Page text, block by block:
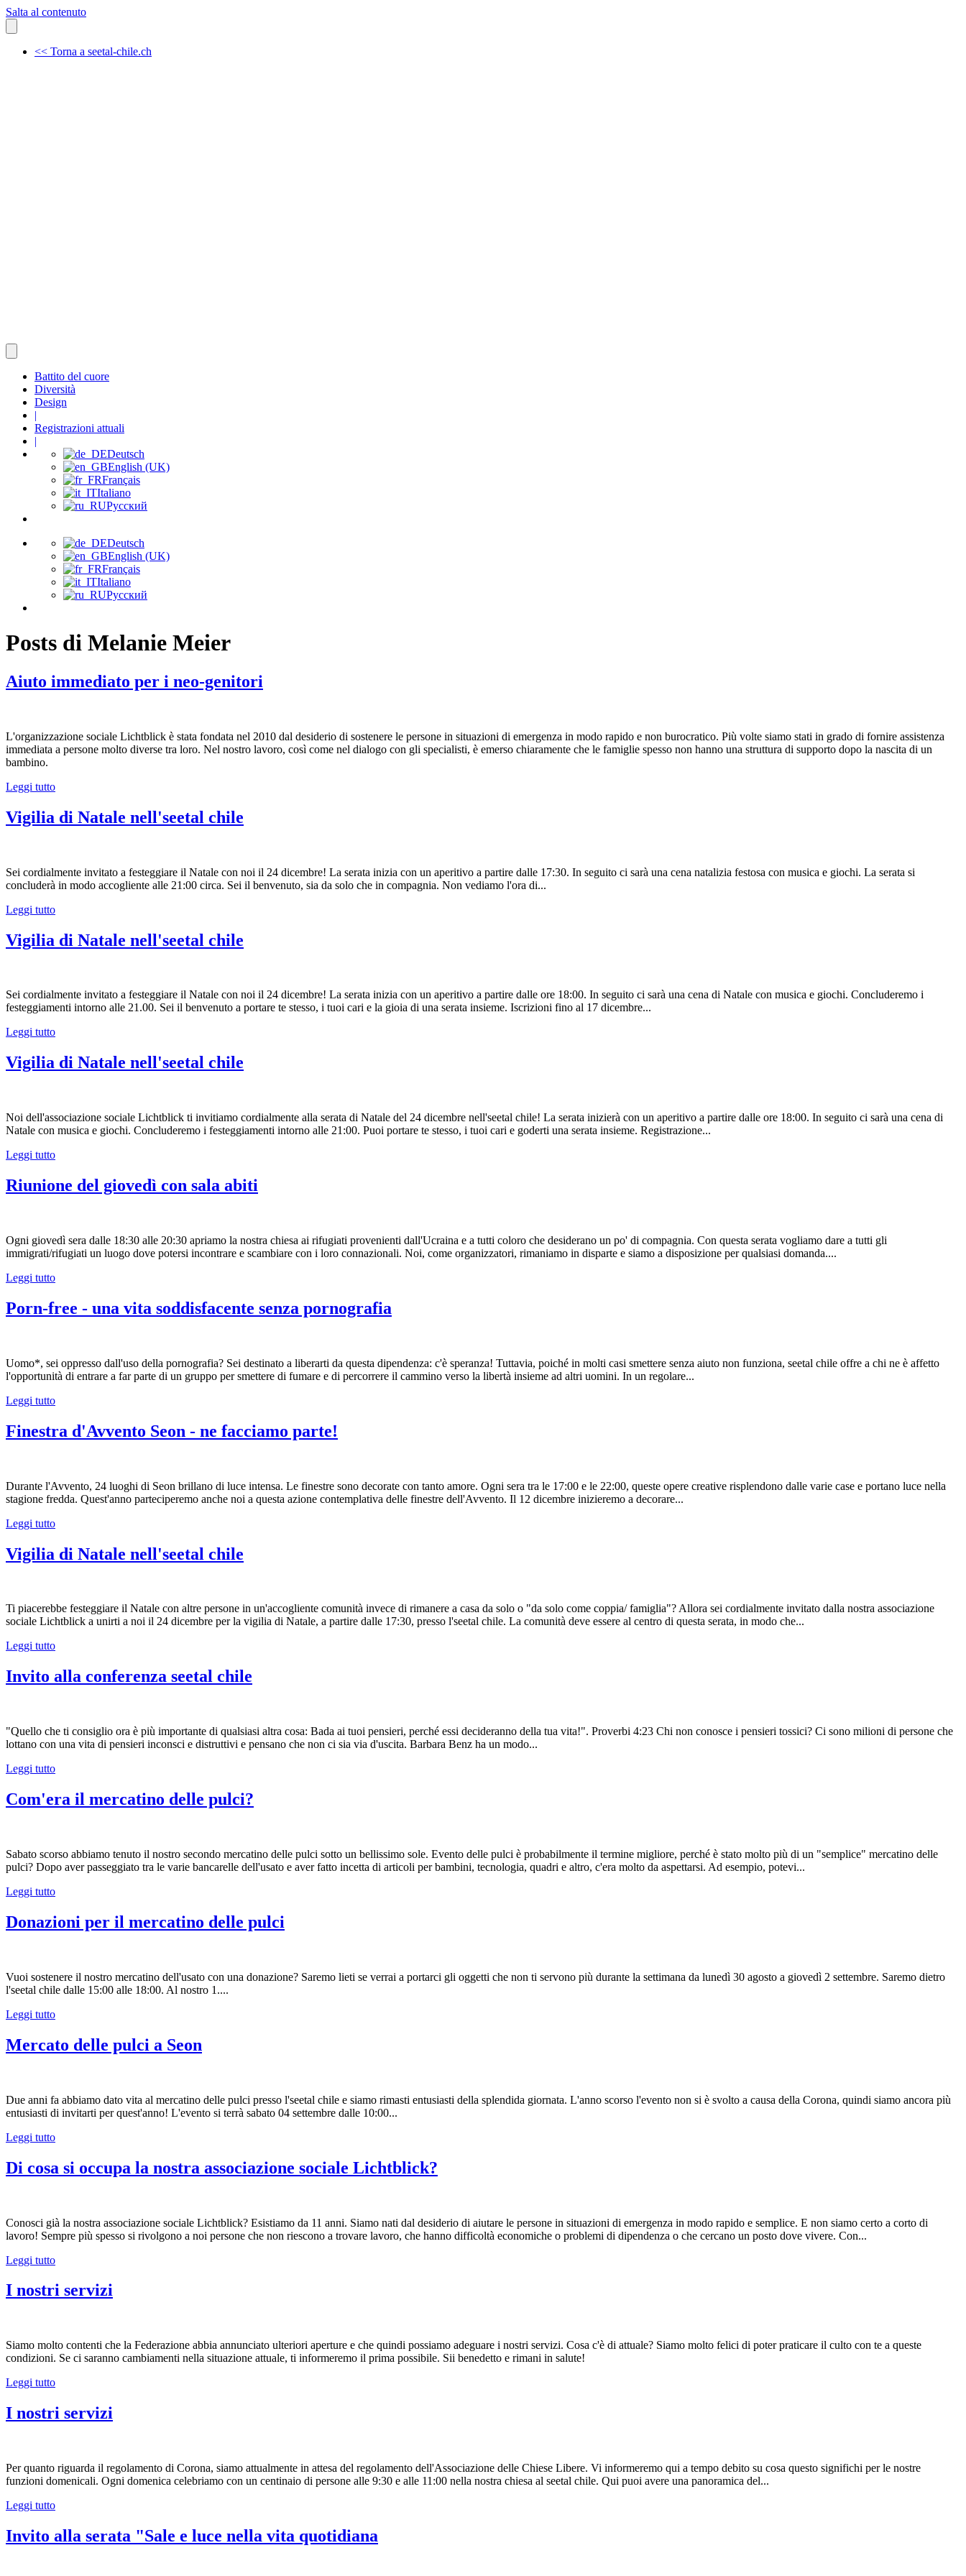
Salta al contenuto
<< Torna a seetal-chile.ch
Battito del cuore
Diversità
Design
|
Registrazioni attuali
|
Deutsch
English (UK)
Français
Italiano
Русский
Deutsch
English (UK)
Français
Italiano
Русский
Posts di Melanie Meier
Aiuto immediato per i neo-genitori
L'organizzazione sociale Lichtblick è stata fondata nel 2010 dal desiderio di sostenere le persone in situazioni di emergenza in modo rapido e non burocratico. Più volte siamo stati in grado di fornire assistenza
immediata a persone molto diverse tra loro. Nel nostro lavoro, così come nel dialogo con gli specialisti, è emerso chiaramente che le famiglie spesso non hanno una struttura di supporto dopo la nascita di un
bambino.
Leggi tutto
Vigilia di Natale nell'seetal chile
Sei cordialmente invitato a festeggiare il Natale con noi il 24 dicembre! La serata inizia con un aperitivo a partire dalle 17:30. In seguito ci sarà una cena natalizia festosa con musica e giochi. La serata si
concluderà in modo accogliente alle 21:00 circa. Sei il benvenuto, sia da solo che in compagnia. Non vediamo l'ora di...
Leggi tutto
Vigilia di Natale nell'seetal chile
Sei cordialmente invitato a festeggiare il Natale con noi il 24 dicembre! La serata inizia con un aperitivo a partire dalle ore 18:00. In seguito ci sarà una cena di Natale con musica e giochi. Concluderemo i
festeggiamenti intorno alle 21.00. Sei il benvenuto a portare te stesso, i tuoi cari e la gioia di una serata insieme. Iscrizioni fino al 17 dicembre...
Leggi tutto
Vigilia di Natale nell'seetal chile
Noi dell'associazione sociale Lichtblick ti invitiamo cordialmente alla serata di Natale del 24 dicembre nell'seetal chile! La serata inizierà con un aperitivo a partire dalle ore 18:00. In seguito ci sarà una cena di
Natale con musica e giochi. Concluderemo i festeggiamenti intorno alle 21:00. Puoi portare te stesso, i tuoi cari e goderti una serata insieme. Registrazione...
Leggi tutto
Riunione del giovedì con sala abiti
Ogni giovedì sera dalle 18:30 alle 20:30 apriamo la nostra chiesa ai rifugiati provenienti dall'Ucraina e a tutti coloro che desiderano un po' di compagnia. Con questa serata vogliamo dare a tutti gli
immigrati/rifugiati un luogo dove potersi incontrare e scambiare con i loro connazionali. Noi, come organizzatori, rimaniamo in disparte e siamo a disposizione per qualsiasi domanda....
Leggi tutto
Porn-free - una vita soddisfacente senza pornografia
Uomo*, sei oppresso dall'uso della pornografia? Sei destinato a liberarti da questa dipendenza: c'è speranza! Tuttavia, poiché in molti casi smettere senza aiuto non funziona, seetal chile offre a chi ne è affetto
l'opportunità di entrare a far parte di un gruppo per smettere di fumare e di percorrere il cammino verso la libertà insieme ad altri uomini. In un regolare...
Leggi tutto
Finestra d'Avvento Seon - ne facciamo parte!
Durante l'Avvento, 24 luoghi di Seon brillano di luce intensa. Le finestre sono decorate con tanto amore. Ogni sera tra le 17:00 e le 22:00, queste opere creative risplendono dalle varie case e portano luce nella
stagione fredda. Quest'anno parteciperemo anche noi a questa azione contemplativa delle finestre dell'Avvento. Il 12 dicembre inizieremo a decorare...
Leggi tutto
Vigilia di Natale nell'seetal chile
Ti piacerebbe festeggiare il Natale con altre persone in un'accogliente comunità invece di rimanere a casa da solo o "da solo come coppia/ famiglia"? Allora sei cordialmente invitato dalla nostra associazione
sociale Lichtblick a unirti a noi il 24 dicembre per la vigilia di Natale, a partire dalle 17:30, presso l'seetal chile. La comunità deve essere al centro di questa serata, in modo che...
Leggi tutto
Invito alla conferenza seetal chile
"Quello che ti consiglio ora è più importante di qualsiasi altra cosa: Bada ai tuoi pensieri, perché essi decideranno della tua vita!". Proverbi 4:23 Chi non conosce i pensieri tossici? Ci sono milioni di persone che
lottano con una vita di pensieri inconsci e distruttivi e pensano che non ci sia via d'uscita. Barbara Benz ha un modo...
Leggi tutto
Com'era il mercatino delle pulci?
Sabato scorso abbiamo tenuto il nostro secondo mercatino delle pulci sotto un bellissimo sole. Evento delle pulci è probabilmente il termine migliore, perché è stato molto più di un "semplice" mercatino delle
pulci? Dopo aver passeggiato tra le varie bancarelle dell'usato e aver fatto incetta di articoli per bambini, tecnologia, quadri e altro, c'era molto da aspettarsi. Ad esempio, potevi...
Leggi tutto
Donazioni per il mercatino delle pulci
Vuoi sostenere il nostro mercatino dell'usato con una donazione? Saremo lieti se verrai a portarci gli oggetti che non ti servono più durante la settimana da lunedì 30 agosto a giovedì 2 settembre. Saremo dietro
l'seetal chile dalle 15:00 alle 18:00. Al nostro 1....
Leggi tutto
Mercato delle pulci a Seon
Due anni fa abbiamo dato vita al mercatino delle pulci presso l'seetal chile e siamo rimasti entusiasti della splendida giornata. L'anno scorso l'evento non si è svolto a causa della Corona, quindi siamo ancora più
entusiasti di invitarti per quest'anno! L'evento si terrà sabato 04 settembre dalle 10:00...
Leggi tutto
Di cosa si occupa la nostra associazione sociale Lichtblick?
Conosci già la nostra associazione sociale Lichtblick? Esistiamo da 11 anni. Siamo nati dal desiderio di aiutare le persone in situazioni di emergenza in modo rapido e semplice. E non siamo certo a corto di
lavoro! Sempre più spesso si rivolgono a noi persone che non riescono a trovare lavoro, che hanno difficoltà economiche o problemi di dipendenza o che cercano un posto dove vivere. Con...
Leggi tutto
I nostri servizi
Siamo molto contenti che la Federazione abbia annunciato ulteriori aperture e che quindi possiamo adeguare i nostri servizi. Cosa c'è di attuale? Siamo molto felici di poter praticare il culto con te a queste
condizioni. Se ci saranno cambiamenti nella situazione attuale, ti informeremo il prima possibile. Sii benedetto e rimani in salute!
Leggi tutto
I nostri servizi
Per quanto riguarda il regolamento di Corona, siamo attualmente in attesa del regolamento dell'Associazione delle Chiese Libere. Vi informeremo qui a tempo debito su cosa questo significhi per le nostre
funzioni domenicali. Ogni domenica celebriamo con un centinaio di persone alle 9:30 e alle 11:00 nella nostra chiesa al seetal chile. Qui puoi avere una panoramica del...
Leggi tutto
Invito alla serata "Sale e luce nella vita quotidiana